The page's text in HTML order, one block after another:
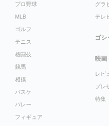
プロ野球
MLB
ゴルフ
テニス
格闘技
競馬
相撲
バスケ
バレー
フィギュア
グラ
テレ
ゴシ
映画
レビ
プレ
特集